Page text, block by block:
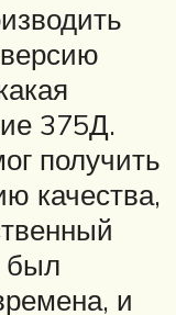
375Д.
получить
качества,
был
и